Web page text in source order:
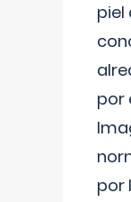
piel
por
por